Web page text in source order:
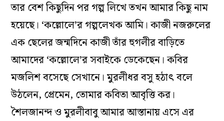
তার বেশ কিছুদিন পর গল্প লিখে তখন আমার কিছু নাম
হয়েছে। ‘কল্লোলে’র গল্পলেখক আমি। কাজী নজরুলের
এক ছেলের জন্মদিনে কাজী তাঁর হুগলীর বাড়িতে
আমাদের ‘কল্লোলে’র সবাইকে ডেকেছেন। কবির
মজলিশ বসেছে সেখানে। মুরলীধর বসু হঠাৎ বলে
উঠলেন, প্রেমেন, তোমার কবিতা আবৃত্তি কর।
শৈলজানন্দ ও মুরলীবাবু আমার আস্তানায় এসে এর